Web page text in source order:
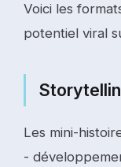
Voici les
potentiel viral
Les mini-
-